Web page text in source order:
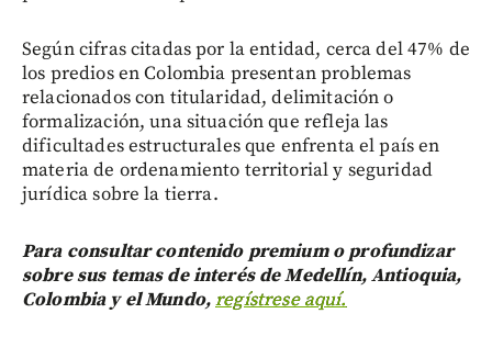
Según cifras citadas por la entidad, cerca del 47% de
los predios en Colombia presentan problemas
relacionados con titularidad, delimitación o
formalización, una situación que refleja las
dificultades estructurales que enfrenta el país en
materia de ordenamiento territorial y seguridad
jurídica sobre la tierra.
Para consultar contenido premium o profundizar
sobre sus temas de interés de Medellín, Antioquia,
Colombia y el Mundo,regístrese aquí.